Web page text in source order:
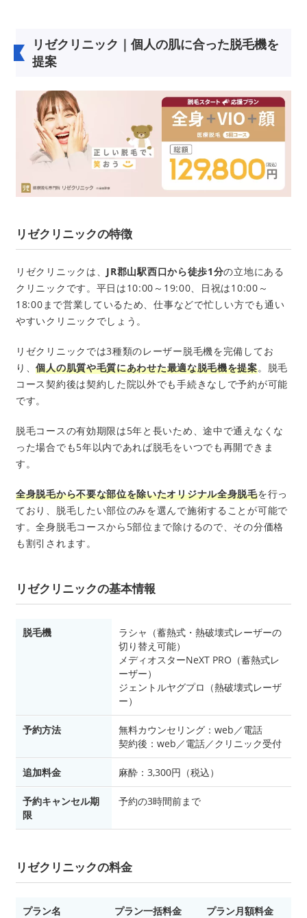
リゼクリニック｜個人の肌に合った脱毛機を
提案
リゼクリニックの特徴
リゼクリニックは、 JR郡山駅西口から徒歩1分の立地にある
クリニックです。平日は10:00～19:00、日祝は10:00～
18:00まで営業しているため、仕事などで忙しい方でも通い
やすいクリニックでしょう。
リゼクリニックでは3種類のレーザー脱毛機を完備してお
り、個人の肌質や毛質にあわせた最適な脱毛機を提案。脱毛
コース契約後は契約した院以外でも手続きなしで予約が可能
です。
脱毛コースの有効期限は5年と長いため、途中で通えなくな
った場合でも5年以内であれば脱毛をいつでも再開できま
す。
全身脱毛から不要な部位を除いたオリジナル全身脱毛を行っ
ており、脱毛したい部位のみを選んで施術することが可能で
す。全身脱毛コースから5部位まで除けるので、その分価格
も割引されます。
リゼクリニックの基本情報
脱毛機
ラシャ（蓄熱式・熱破壊式レーザーの
切り替え可能）
メディオスターNeXT PRO（蓄熱式レ
ーザー）
ジェントルヤグプロ（熱破壊式レーザ
ー）
予約方法
無料カウンセリング：web／電話
契約後：web／電話／クリニック受付
追加料金 麻酔：3,300円（税込）
予約キャンセル期
限
予約の3時間前まで
リゼクリニックの料金
プラン名 プラン一括料金 プラン月額料金